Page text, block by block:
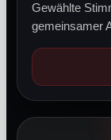
Gewählte
gemeinsamer